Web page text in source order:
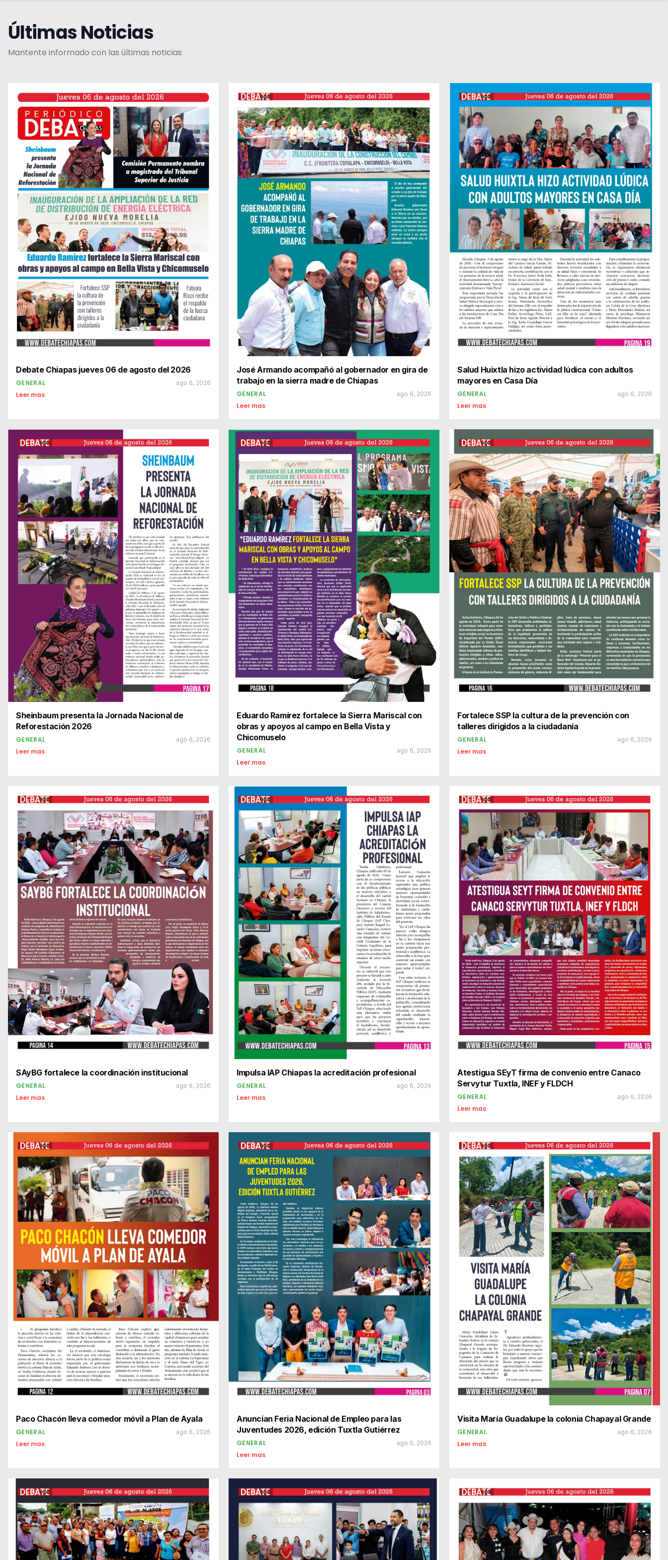
Últimas Noticias
Mantente informado con las últimas noticias
Debate Chiapas jueves 06 de agosto del 2026
GENERAL ago 6, 2026
Leer mas
José Armando acompañó al gobernador en gira de
trabajo en la sierra madre de Chiapas
GENERAL ago 6, 2026
Leer mas
Salud Huixtla hizo actividad lúdica con adultos
mayores en Casa Día
GENERAL ago 6, 2026
Leer mas
Sheinbaum presenta la Jornada Nacional de
Reforestación 2026
GENERAL ago 6, 2026
Leer mas
Eduardo Ramírez fortalece la Sierra Mariscal con
obras y apoyos al campo en Bella Vista y
Chicomuselo
GENERAL ago 6, 2026
Leer mas
Fortalece SSP la cultura de la prevención con
talleres dirigidos a la ciudadanía
GENERAL ago 6, 2026
Leer mas
SAyBG fortalece la coordinación institucional
GENERAL ago 6, 2026
Leer mas
Impulsa IAP Chiapas la acreditación profesional
GENERAL ago 6, 2026
Leer mas
Atestigua SEyT firma de convenio entre Canaco
Servytur Tuxtla, INEF y FLDCH
GENERAL ago 6, 2026
Leer mas
Paco Chacón lleva comedor móvil a Plan de Ayala
GENERAL ago 6, 2026
Leer mas
Anuncian Feria Nacional de Empleo para las
Juventudes 2026, edición Tuxtla Gutiérrez
GENERAL ago 6, 2026
Leer mas
Visita María Guadalupe la colonia Chapayal Grande
GENERAL ago 6, 2026
Leer mas